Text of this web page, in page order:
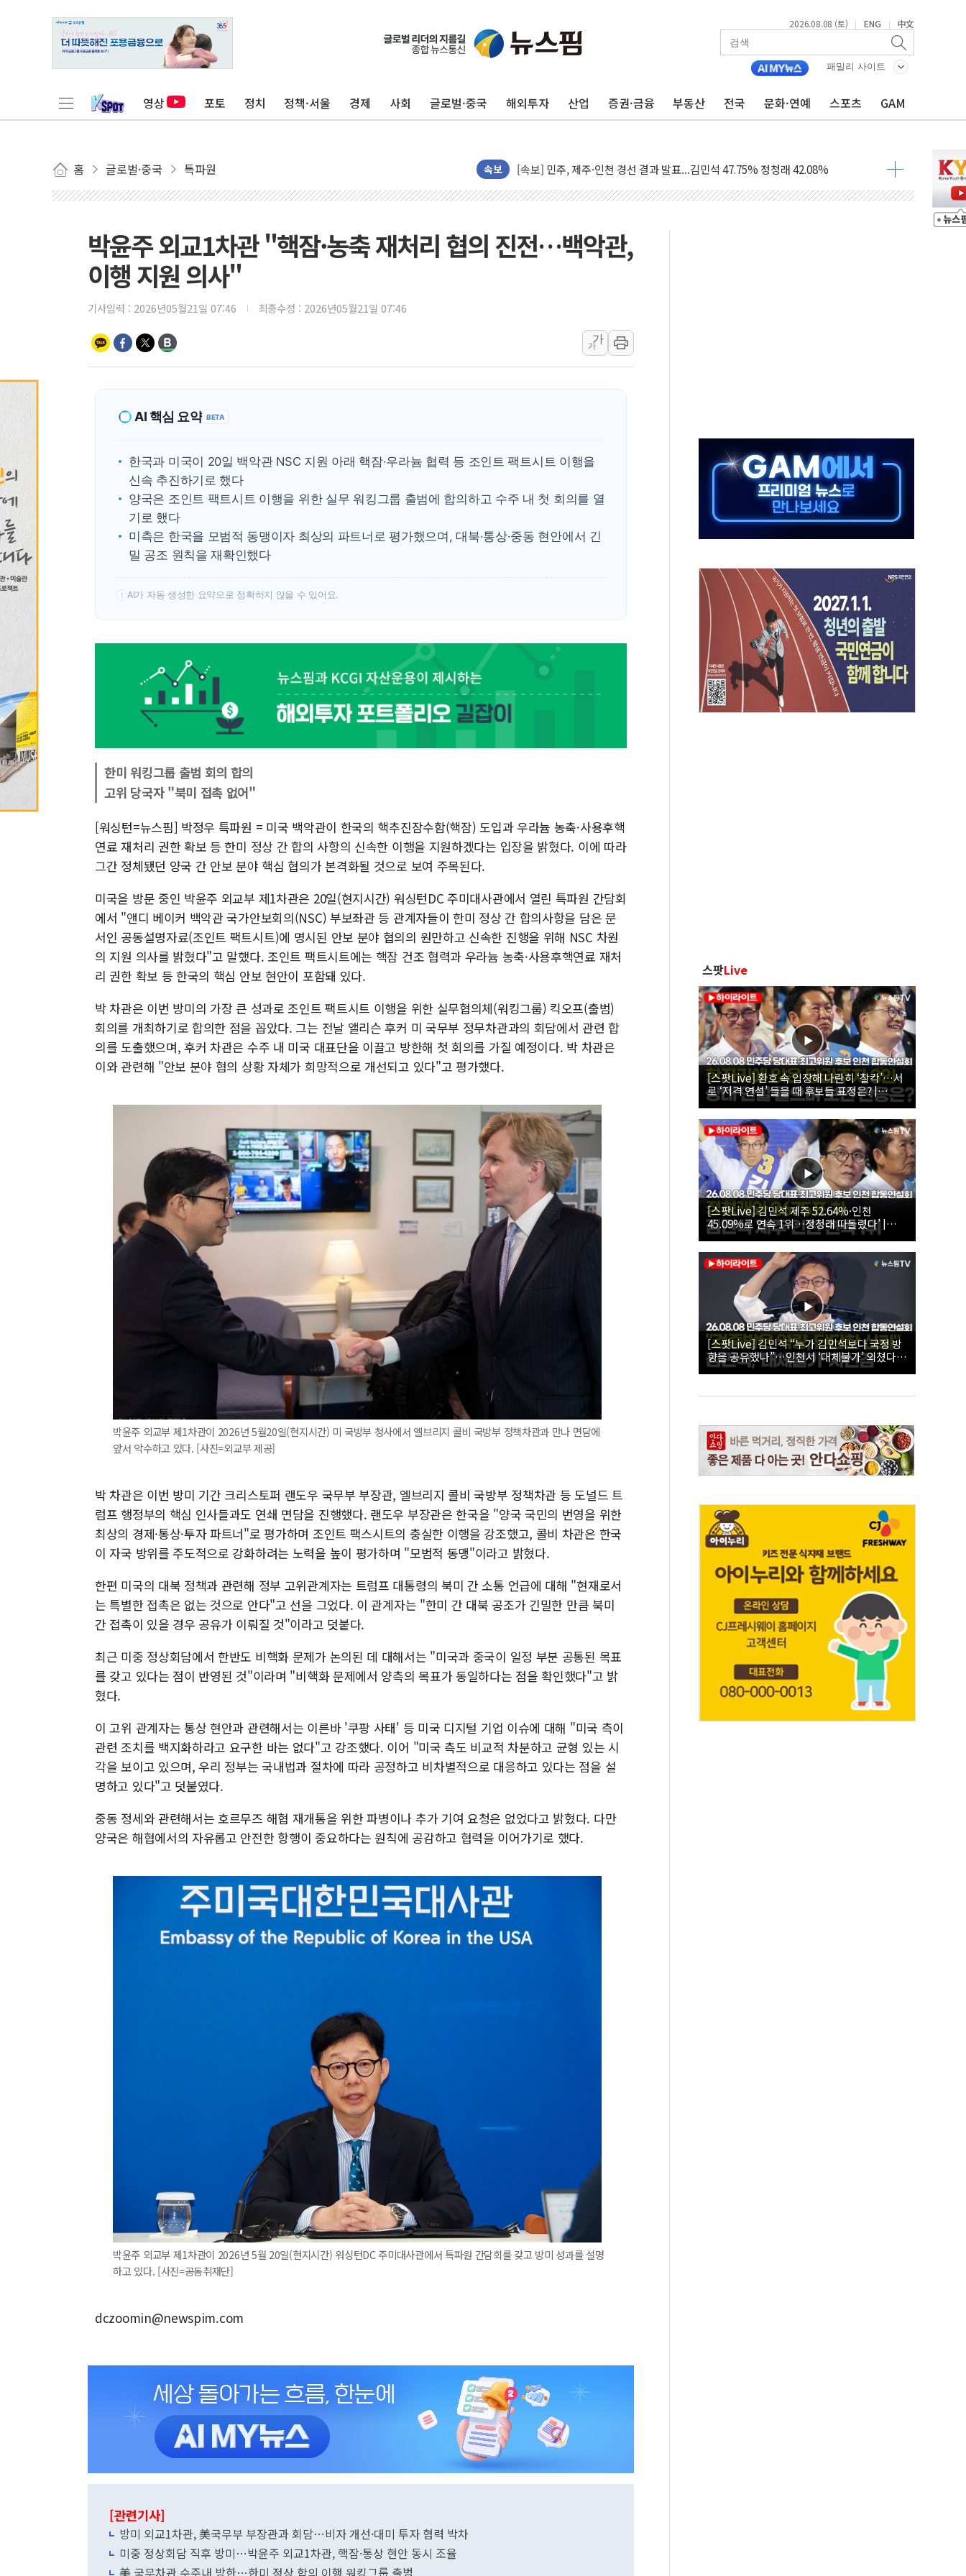
2026.08.08 (토) | ENG | 中文
패밀리 사이트
영상 포토 정치 정책·서울 경제 사회 글로벌·중국 해외투자 산업 증권·금융 부동산 전국 문화·연예 스포츠 GAM
홈 글로벌·중국 특파원 속보
울진·영덕 '호우특보'-포항 '산사태 주의보'...경북도, 호우 피해·통제구간 없어
[종합] 김민석, 정청래에 '0.86%p' 차 재역전 성공...金 45.42% vs 鄭 44.56%
인천 합동연설회 나선 송영길·정청래·김민석 당대표 후보
김민석, 2주차 제주·인천 경선서 정청래에 승리...47.75% vs 42.08%
[속보] 민주, 제주·인천 경선 결과 발표...김민석 47.75% 정청래 42.08%
이번주 국내 주요 금융일정(8.10~8.14)
美, 이란전 출구전략 만지작…공습 한계·탄약 부족 현실화
李대통령 "결혼 때문에 손해 보는 일 없게"…'결혼 페널티' 22개 과제 손본다
여수 오동도 인근 해상서 모터보트 전복…1명 사망·1명 실종
李대통령, ISA 개편 재검토 지시…與 "적극 환영"·野 "졸속 국정"
박윤주 외교1차관 "핵잠·농축 재처리 협의 진전…백악관,
이행 지원 의사"
기사입력 : 2026년05월21일 07:46 최종수정 : 2026년05월21일 07:46
가
가
AI 핵심 요약 BETA
한국과 미국이 20일 백악관 NSC 지원 아래 핵잠·우라늄 협력 등 조인트 팩트시트 이행을
신속 추진하기로 했다
양국은 조인트 팩트시트 이행을 위한 실무 워킹그룹 출범에 합의하고 수주 내 첫 회의를 열
기로 했다
미측은 한국을 모범적 동맹이자 최상의 파트너로 평가했으며, 대북·통상·중동 현안에서 긴
밀 공조 원칙을 재확인했다
! AI가 자동 생성한 요약으로 정확하지 않을 수 있어요.
한미 워킹그룹 출범 회의 합의
고위 당국자 "북미 접촉 없어"
[워싱턴=뉴스핌] 박정우 특파원 = 미국 백악관이 한국의 핵추진잠수함(핵잠) 도입과 우라늄 농축·사용후핵
연료 재처리 권한 확보 등 한미 정상 간 합의 사항의 신속한 이행을 지원하겠다는 입장을 밝혔다. 이에 따라
그간 정체됐던 양국 간 안보 분야 핵심 협의가 본격화될 것으로 보여 주목된다.
미국을 방문 중인 박윤주 외교부 제1차관은 20일(현지시간) 워싱턴DC 주미대사관에서 열린 특파원 간담회
에서 "앤디 베이커 백악관 국가안보회의(NSC) 부보좌관 등 관계자들이 한미 정상 간 합의사항을 담은 문
서인 공동설명자료(조인트 팩트시트)에 명시된 안보 분야 협의의 원만하고 신속한 진행을 위해 NSC 차원
의 지원 의사를 밝혔다"고 말했다. 조인트 팩트시트에는 핵잠 건조 협력과 우라늄 농축·사용후핵연료 재처
리 권한 확보 등 한국의 핵심 안보 현안이 포함돼 있다.
박 차관은 이번 방미의 가장 큰 성과로 조인트 팩트시트 이행을 위한 실무협의체(워킹그룹) 킥오프(출범)
회의를 개최하기로 합의한 점을 꼽았다. 그는 전날 앨리슨 후커 미 국무부 정무차관과의 회담에서 관련 합
의를 도출했으며, 후커 차관은 수주 내 미국 대표단을 이끌고 방한해 첫 회의를 가질 예정이다. 박 차관은
이와 관련해 "안보 분야 협의 상황 자체가 희망적으로 개선되고 있다"고 평가했다.
박윤주 외교부 제1차관이 2026년 5월20일(현지시간) 미 국방부 청사에서 엘브리지 콜비 국방부 정책차관과 만나 면담에
앞서 악수하고 있다. [사진=외교부 제공]
박 차관은 이번 방미 기간 크리스토퍼 랜도우 국무부 부장관, 엘브리지 콜비 국방부 정책차관 등 도널드 트
럼프 행정부의 핵심 인사들과도 연쇄 면담을 진행했다. 랜도우 부장관은 한국을 "양국 국민의 번영을 위한
최상의 경제·통상·투자 파트너"로 평가하며 조인트 팩스시트의 충실한 이행을 강조했고, 콜비 차관은 한국
이 자국 방위를 주도적으로 강화하려는 노력을 높이 평가하며 "모범적 동맹"이라고 밝혔다.
한편 미국의 대북 정책과 관련해 정부 고위관계자는 트럼프 대통령의 북미 간 소통 언급에 대해 "현재로서
는 특별한 접촉은 없는 것으로 안다"고 선을 그었다. 이 관계자는 "한미 간 대북 공조가 긴밀한 만큼 북미
간 접촉이 있을 경우 공유가 이뤄질 것"이라고 덧붙다.
최근 미중 정상회담에서 한반도 비핵화 문제가 논의된 데 대해서는 "미국과 중국이 일정 부분 공통된 목표
를 갖고 있다는 점이 반영된 것"이라며 "비핵화 문제에서 양측의 목표가 동일하다는 점을 확인했다"고 밝
혔다.
이 고위 관계자는 통상 현안과 관련해서는 이른바 '쿠팡 사태' 등 미국 디지털 기업 이슈에 대해 "미국 측이
관련 조치를 백지화하라고 요구한 바는 없다"고 강조했다. 이어 "미국 측도 비교적 차분하고 균형 있는 시
각을 보이고 있으며, 우리 정부는 국내법과 절차에 따라 공정하고 비차별적으로 대응하고 있다는 점을 설
명하고 있다"고 덧붙였다.
중동 정세와 관련해서는 호르무즈 해협 재개통을 위한 파병이나 추가 기여 요청은 없었다고 밝혔다. 다만
양국은 해협에서의 자유롭고 안전한 항행이 중요하다는 원칙에 공감하고 협력을 이어가기로 했다.
박윤주 외교부 제1차관이 2026년 5월 20일(현지시간) 워싱턴DC 주미대사관에서 특파원 간담회를 갖고 방미 성과를 설명
하고 있다. [사진=공동취재단]
dczoomin@newspim.com
[관련기사]
방미 외교1차관, 美국무부 부장관과 회담…비자 개선·대미 투자 협력 박차
미중 정상회담 직후 방미…박윤주 외교1차관, 핵잠·통상 현안 동시 조율
美 국무차관 수주내 방한…한미 정상 합의 이행 워킹그룹 출범
스팟Live
[스팟Live] 환호 속 입장해 나란히 ‘찰칵’…서
로 ‘저격 연설’ 들을 때 후보들 표정은? |
26.08.08 더불어민주당 당대표·최고위원 후
보 인천 합동연설회
[스팟Live] 김민석 제주 52.64%·인천
45.09%로 연속 1위…정청래 따돌렸다’ |
26.08.08 더불어민주당 당대표·최고위원 후
보 인천 합동연설회
[스팟Live] 김민석 “누가 김민석보다 국정 방
향을 공유했나”…인천서 ‘대체불가’ 외쳤다 |
26.08.08 더불어민주당 당대표·최고위원 후